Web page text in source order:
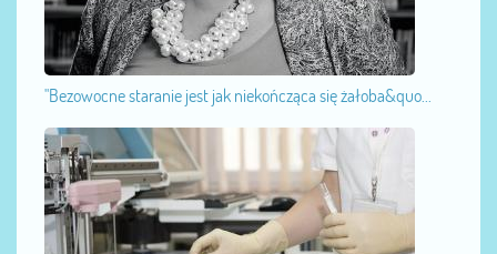
"Bezowocne staranie jest jak niekończąca się żałoba&quo...